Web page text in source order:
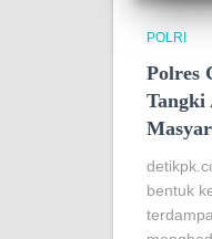
POLRI
Polres
Tangki
bentuk